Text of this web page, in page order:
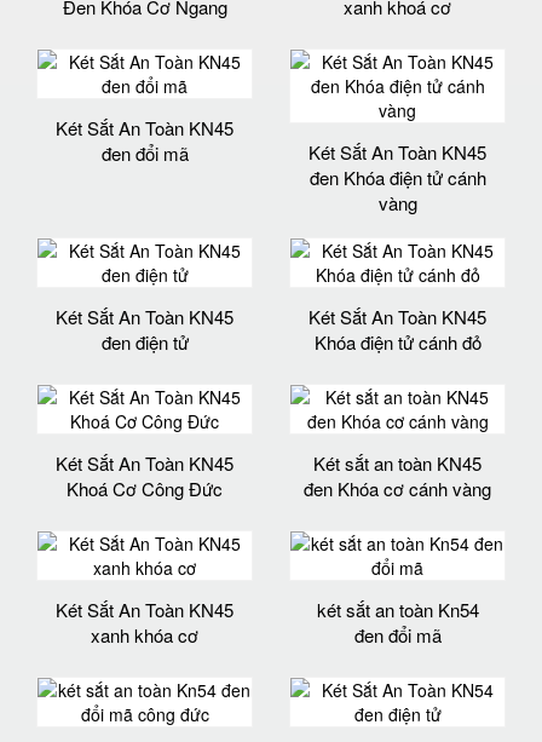
Đen Khóa Cơ Ngang xanh khoá cơ
Két Sắt An Toàn KN45
đen đổi mã
Két Sắt An Toàn KN45
đen Khóa điện tử cánh
vàng
Két Sắt An Toàn KN45
đen điện tử
Két Sắt An Toàn KN45
Khóa điện tử cánh đỏ
Két Sắt An Toàn KN45
Khoá Cơ Công Đức
Két sắt an toàn KN45
đen Khóa cơ cánh vàng
Két Sắt An Toàn KN45
xanh khóa cơ
két sắt an toàn Kn54
đen đổi mã